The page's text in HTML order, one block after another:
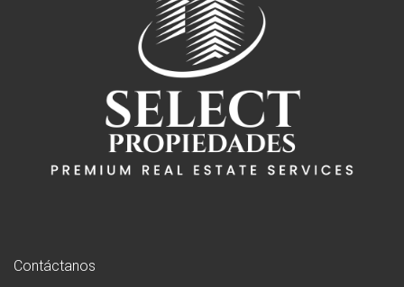
Contáctanos